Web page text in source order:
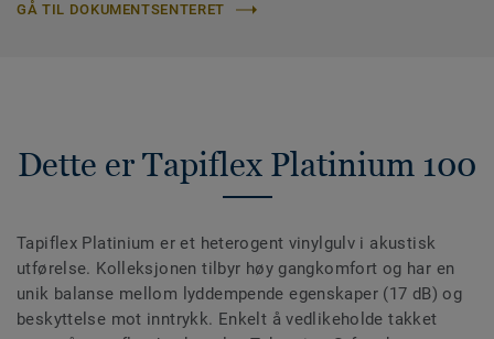
GÅ TIL DOKUMENTSENTERET
Dette er Tapiflex Platinium 100
Tapiflex Platinium er et heterogent vinylgulv i akustisk
utførelse. Kolleksjonen tilbyr høy gangkomfort og har en
unik balanse mellom lyddempende egenskaper (17 dB) og
beskyttelse mot inntrykk. Enkelt å vedlikeholde takket